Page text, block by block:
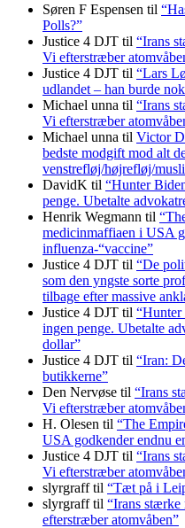
Søren F Espensen til
Polls?”
Justice 4 DJT til “Irans
Vi efterstræber
Justice 4 DJT til “Lars
udlandet – han burde
Michael unna til “Irans
Vi efterstræber
Michael unna til Victor
bedste modgift mod alt
venstrefløj/højrefløj/
DavidK til “Hunter
penge. Ubetalte
Henrik Wegmann til
medicinmaffiaen i USA
influenza-“vaccine”
Justice 4 DJT til “De
som den yngste sorte
tilbage efter massive
Justice 4 DJT til
ingen penge. Ubetalte
dollar”
Justice 4 DJT til “Iran:
butikkerne”
Den Nervøse til “Irans
Vi efterstræber
H. Olesen til “The
USA godkender endnu
Justice 4 DJT til “Irans
Vi efterstræber
slyrgrafftil “Tæt på i
slyrgrafftil “Irans stærke
efterstræber atomvåben”